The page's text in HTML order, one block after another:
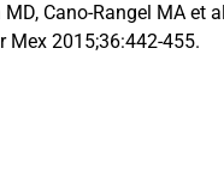
Cano-Rangel MA
2015;36:442-455.